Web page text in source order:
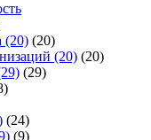
(20) (20)
(20) (20)
(29)
(24)
(9)